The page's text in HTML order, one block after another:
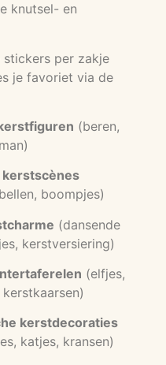
knutsel- en
stickers per zakje
je favoriet via de
(beren,
kerstscènes
boompjes)
(dansende
kerstversiering)
(elfjes,
kerstdecoraties
katjes, kransen)